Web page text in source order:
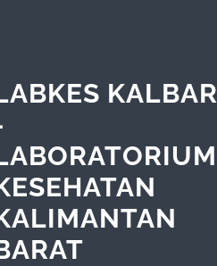
KALBAR